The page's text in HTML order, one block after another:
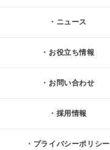
ニュース
お役立ち情報
お問い合わせ
採用情報
プライバシーポリシー